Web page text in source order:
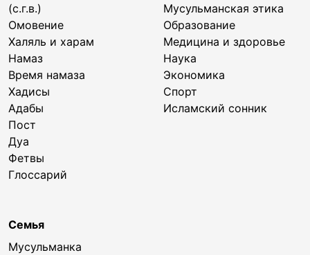
(с.г.в.)
Омовение
Халяль и харам
Намаз
Время намаза
Хадисы
Адабы
Пост
Дуа
Фетвы
Глоссарий
Мусульманская этика
Образование
Медицина и здоровье
Наука
Экономика
Спорт
Исламский сонник
Семья
Мусульманка